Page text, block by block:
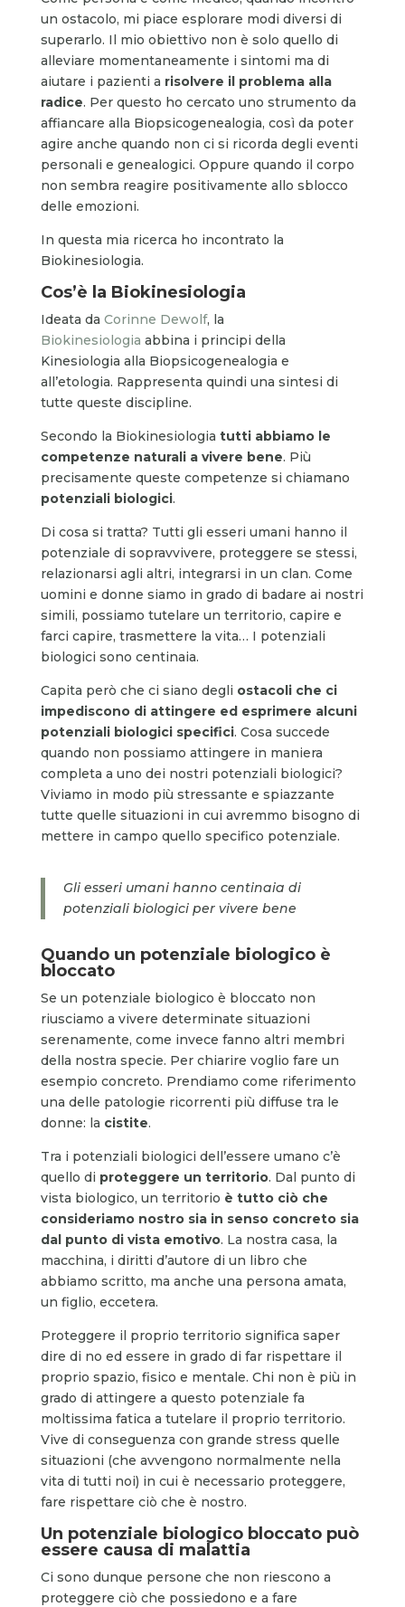
un ostacolo, mi piace esplorare modi diversi di
superarlo. Il mio obiettivo non è solo quello di
alleviare momentaneamente i sintomi ma di
aiutare i pazienti a risolvere il problema alla
radice. Per questo ho cercato uno strumento da
affiancare alla Biopsicogenealogia, così da poter
agire anche quando non ci si ricorda degli eventi
personali e genealogici. Oppure quando il corpo
non sembra reagire positivamente allo sblocco
delle emozioni.
In questa mia ricerca ho incontrato la
Biokinesiologia.
Cos’è la Biokinesiologia
Ideata da Corinne Dewolf, la
Biokinesiologia abbina i principi della
Kinesiologia alla Biopsicogenealogia e
all’etologia. Rappresenta quindi una sintesi di
tutte queste discipline.
Secondo la Biokinesiologia tutti abbiamo le
competenze naturali a vivere bene. Più
precisamente queste competenze si chiamano
potenziali biologici.
Di cosa si tratta? Tutti gli esseri umani hanno il
potenziale di sopravvivere, proteggere se stessi,
relazionarsi agli altri, integrarsi in un clan. Come
uomini e donne siamo in grado di badare ai nostri
simili, possiamo tutelare un territorio, capire e
farci capire, trasmettere la vita… I potenziali
biologici sono centinaia.
Capita però che ci siano degli ostacoli che ci
impediscono di attingere ed esprimere alcuni
potenziali biologici specifici. Cosa succede
quando non possiamo attingere in maniera
completa a uno dei nostri potenziali biologici?
Viviamo in modo più stressante e spiazzante
tutte quelle situazioni in cui avremmo bisogno di
mettere in campo quello specifico potenziale.
Gli esseri umani hanno centinaia di
potenziali biologici per vivere bene
Quando un potenziale biologico è
bloccato
Se un potenziale biologico è bloccato non
riusciamo a vivere determinate situazioni
serenamente, come invece fanno altri membri
della nostra specie. Per chiarire voglio fare un
esempio concreto. Prendiamo come riferimento
una delle patologie ricorrenti più diffuse tra le
donne: la cistite.
Tra i potenziali biologici dell’essere umano c’è
quello di proteggere un territorio. Dal punto di
vista biologico, un territorio è tutto ciò che
consideriamo nostro sia in senso concreto sia
dal punto di vista emotivo. La nostra casa, la
macchina, i diritti d’autore di un libro che
abbiamo scritto, ma anche una persona amata,
un figlio, eccetera.
Proteggere il proprio territorio significa saper
dire di no ed essere in grado di far rispettare il
proprio spazio, fisico e mentale. Chi non è più in
grado di attingere a questo potenziale fa
moltissima fatica a tutelare il proprio territorio.
Vive di conseguenza con grande stress quelle
situazioni (che avvengono normalmente nella
vita di tutti noi) in cui è necessario proteggere,
fare rispettare ciò che è nostro.
Un potenziale biologico bloccato può
essere causa di malattia
Ci sono dunque persone che non riescono a
proteggere ciò che possiedono e a fare